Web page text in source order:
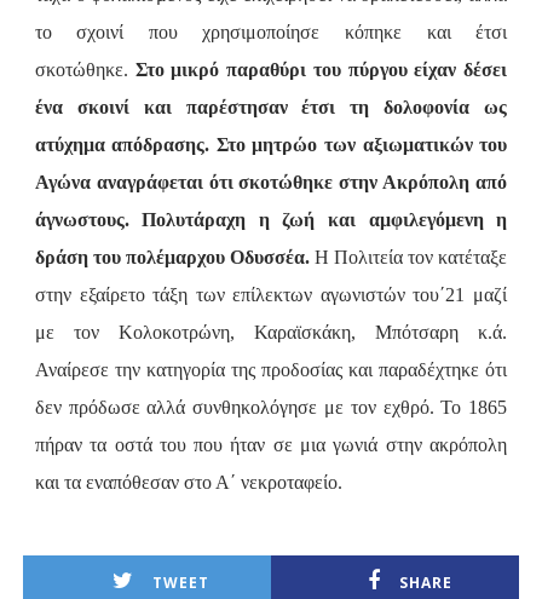
το σχοινί που χρησιμοποίησε κόπηκε και έτσι
σκοτώθηκε. Στο μικρό παραθύρι του πύργου είχαν δέσει
ένα σκοινί και παρέστησαν έτσι τη δολοφονία ως
ατύχημα απόδρασης. Στο μητρώο των αξιωματικών του
Αγώνα αναγράφεται ότι σκοτώθηκε στην Ακρόπολη από
άγνωστους. Πολυτάραχη η ζωή και αμφιλεγόμενη η
δράση του πολέμαρχου Οδυσσέα. Η Πολιτεία τον κατέταξε
στην εξαίρετο τάξη των επίλεκτων αγωνιστών του΄21 μαζί
με τον Κολοκοτρώνη, Καραϊσκάκη, Μπότσαρη κ.ά.
Αναίρεσε την κατηγορία της προδοσίας και παραδέχτηκε ότι
δεν πρόδωσε αλλά συνθηκολόγησε με τον εχθρό. Το 1865
πήραν τα οστά του που ήταν σε μια γωνιά στην ακρόπολη
και τα εναπόθεσαν στο Α΄ νεκροταφείο.
TWEET SHARE